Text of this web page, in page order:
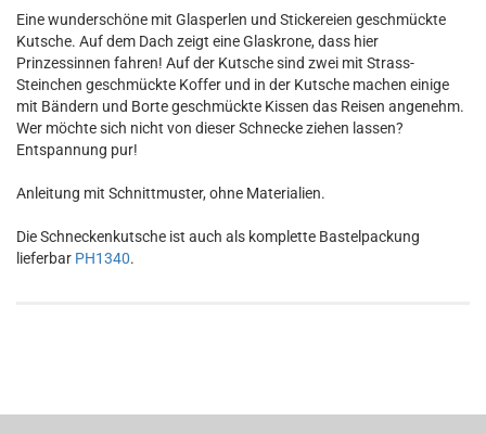
Eine wunderschöne mit Glasperlen und Stickereien geschmückte
Kutsche. Auf dem Dach zeigt eine Glaskrone, dass hier
Prinzessinnen fahren! Auf der Kutsche sind zwei mit Strass-
Steinchen geschmückte Koffer und in der Kutsche machen einige
mit Bändern und Borte geschmückte Kissen das Reisen angenehm.
Wer möchte sich nicht von dieser Schnecke ziehen lassen?
Entspannung pur!
Anleitung mit Schnittmuster, ohne Materialien.
Die Schneckenkutsche ist auch als komplette Bastelpackung
lieferbar PH1340.